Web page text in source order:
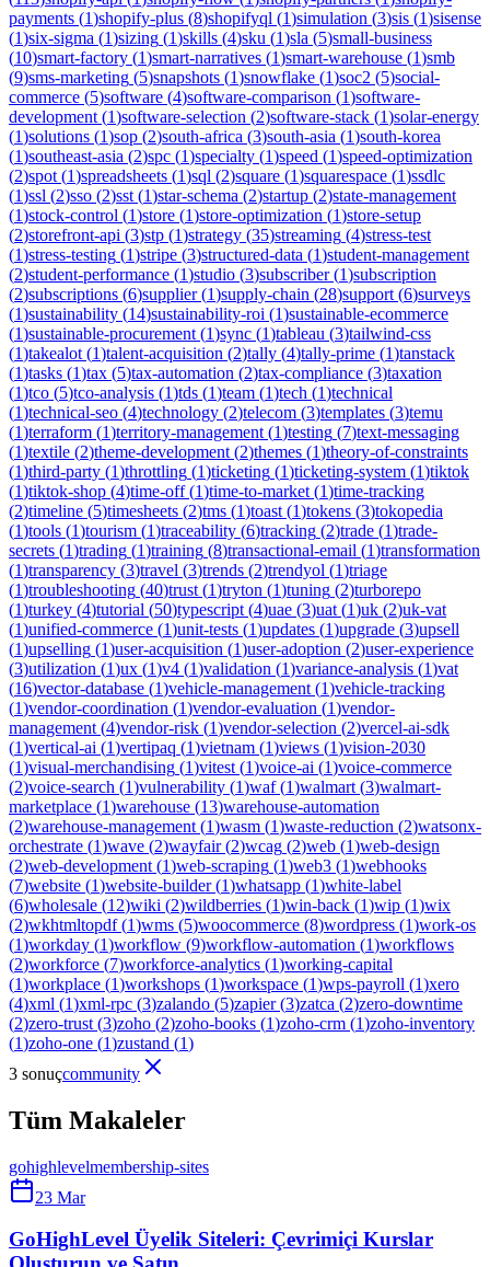
payments (1)shopify-plus (8)shopifyql (1)simulation (3)sis (1)sisense
(1)six-sigma (1)sizing (1)skills (4)sku (1)sla (5)small-business
(10)smart-factory (1)smart-narratives (1)smart-warehouse (1)smb
(9)sms-marketing (5)snapshots (1)snowflake (1)soc2 (5)social-
commerce (5)software (4)software-comparison (1)software-
development (1)software-selection (2)software-stack (1)solar-energy
(1)solutions (1)sop (2)south-africa (3)south-asia (1)south-korea
(1)southeast-asia (2)spc (1)specialty (1)speed (1)speed-optimization
(2)spot (1)spreadsheets (1)sql (2)square (1)squarespace (1)ssdlc
(1)ssl (2)sso (2)sst (1)star-schema (2)startup (2)state-management
(1)stock-control (1)store (1)store-optimization (1)store-setup
(2)storefront-api (3)stp (1)strategy (35)streaming (4)stress-test
(1)stress-testing (1)stripe (3)structured-data (1)student-management
(2)student-performance (1)studio (3)subscriber(1)subscription
(2)subscriptions (6)supplier(1)supply-chain (28)support (6)surveys
(1)sustainability (14)sustainability-roi (1)sustainable-ecommerce
(1)sustainable-procurement (1)sync (1)tableau (3)tailwind-css
(1)takealot (1)talent-acquisition (2)tally (4)tally-prime (1)tanstack
(1)tasks (1)tax (5)tax-automation (2)tax-compliance (3)taxation
(1)tco (5)tco-analysis (1)tds (1)team (1)tech (1)technical
(1)technical-seo (4)technology (2)telecom (3)templates (3)temu
(1)terraform (1)territory-management (1)testing (7)text-messaging
(1)textile (2)theme-development (2)themes (1)theory-of-constraints
(1)third-party (1)throttling (1)ticketing (1)ticketing-system (1)tiktok
(1)tiktok-shop (4)time-off(1)time-to-market (1)time-tracking
(2)timeline (5)timesheets (2)tms (1)toast (1)tokens (3)tokopedia
(1)tools (1)tourism (1)traceability (6)tracking (2)trade (1)trade-
secrets (1)trading (1)training (8)transactional-email (1)transformation
(1)transparency (3)travel (3)trends (2)trendyol (1)triage
(1)troubleshooting (40)trust (1)tryton (1)tuning (2)turborepo
(1)turkey (4)tutorial (50)typescript (4)uae (3)uat (1)uk (2)uk-vat
(1)unified-commerce (1)unit-tests (1)updates (1)upgrade (3)upsell
(1)upselling (1)user-acquisition (1)user-adoption (2)user-experience
(3)utilization (1)ux (1)v4 (1)validation (1)variance-analysis (1)vat
(16)vector-database (1)vehicle-management (1)vehicle-tracking
(1)vendor-coordination (1)vendor-evaluation (1)vendor-
management (4)vendor-risk (1)vendor-selection (2)vercel-ai-sdk
(1)vertical-ai (1)vertipaq (1)vietnam (1)views (1)vision-2030
(1)visual-merchandising (1)vitest (1)voice-ai (1)voice-commerce
(2)voice-search (1)vulnerability (1)waf(1)walmart (3)walmart-
marketplace (1)warehouse (13)warehouse-automation
(2)warehouse-management (1)wasm (1)waste-reduction (2)watsonx-
orchestrate (1)wave (2)wayfair(2)wcag (2)web (1)web-design
(2)web-development (1)web-scraping (1)web3 (1)webhooks
(7)website (1)website-builder(1)whatsapp (1)white-label
(6)wholesale (12)wiki (2)wildberries (1)win-back (1)wip (1)wix
(2)wkhtmltopdf(1)wms (5)woocommerce (8)wordpress (1)work-os
(1)workday (1)workflow (9)workflow-automation (1)workflows
(2)workforce (7)workforce-analytics (1)working-capital
(1)workplace (1)workshops (1)workspace (1)wps-payroll (1)xero
(4)xml (1)xml-rpc (3)zalando (5)zapier(3)zatca (2)zero-downtime
(2)zero-trust (3)zoho (2)zoho-books (1)zoho-crm (1)zoho-inventory
(1)zoho-one (1)zustand (1)
3 sonuçcommunity
Tüm Makaleler
gohighlevelmembership-sites
23 Mar
GoHighLevel Üyelik Siteleri: Çevrimiçi Kurslar